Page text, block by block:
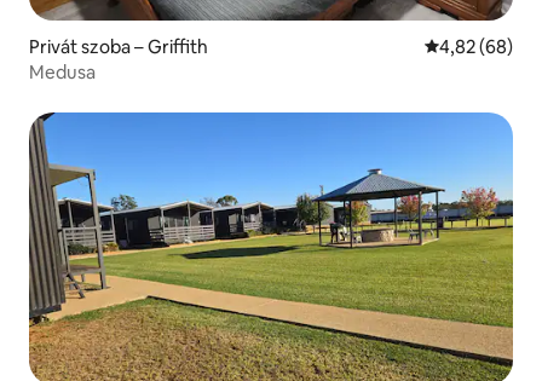
Privát szoba – Griffith Átlagos
4,82 (68)
Medusa